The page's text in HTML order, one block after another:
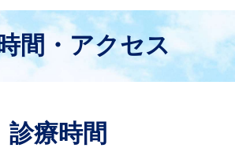
間・アクセス
診療時間